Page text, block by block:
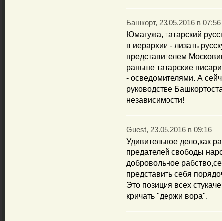
Башкорт, 23.05.2016 в 07:56
Юмагужа, татарский
в иерархии - лизать
представителем
раньше татарские
- осведомителями. А
руководстве
независимости!
Guest, 23.05.2016 в 09:16
Удивительное дело,как
предателей свободы
добровольное
представить себя
Это позиция всех
кричать "держи вора".